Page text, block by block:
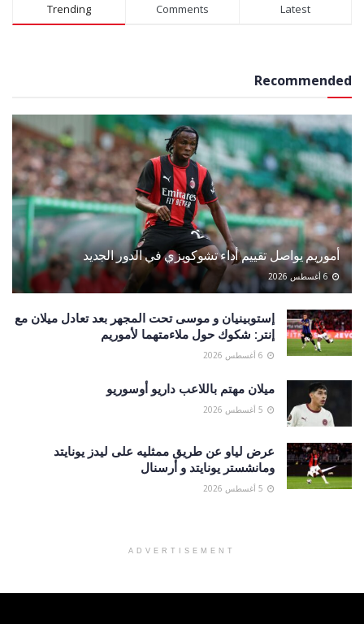
Trending Comments Latest
Recommended
أموريم يواصل تقييم أداء تشوكويزي في الدور الجديد
6 أغسطس 2026
إستوبينيان و موسى تحت المجهر بعد تعادل ميلان مع
إنتر: شكوك حول ملاءمتهما لأموريم
ميلان مهتم باللاعب داريو أوسوريو
عرض لياو عن طريق ممثليه على ليدز يونايتد
ومانشستر يونايتد و أرسنال
ADVERTISEMENT